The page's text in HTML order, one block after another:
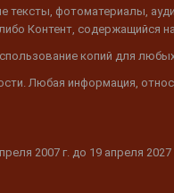
фотоматериалы,
Контент, содержащийся на
копий для любых
Любая информация,
2007 г. до 19 апреля